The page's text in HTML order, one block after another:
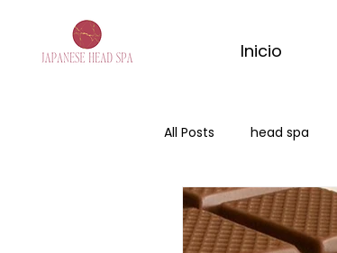
Inicio
All Posts head spa
Japanese Head Spa